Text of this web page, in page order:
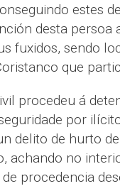
estes
desta
fuxidos, sendo
que
procedeu á
por
delito de hurto
achando no
procedencia